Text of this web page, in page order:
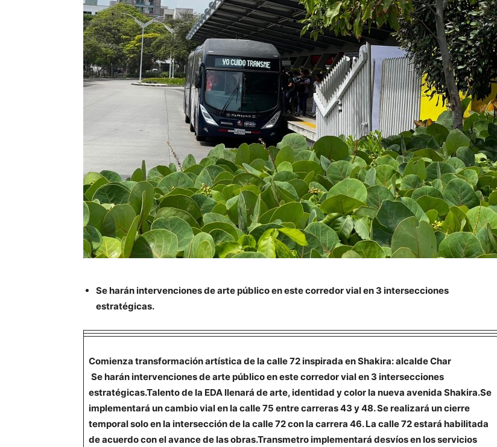
Se harán intervenciones de arte público en este corredor vial en 3 intersecciones
estratégicas.
Comienza transformación artística de la calle 72 inspirada en Shakira: alcalde Char
Se harán intervenciones de arte público en este corredor vial en 3 intersecciones
estratégicas.Talento de la EDA llenará de arte, identidad y color la nueva avenida Shakira.Se
implementará un cambio vial en la calle 75 entre carreras 43 y 48. Se realizará un cierre
temporal solo en la intersección de la calle 72 con la carrera 46. La calle 72 estará habilitada
de acuerdo con el avance de las obras.Transmetro implementará desvíos en los servicios